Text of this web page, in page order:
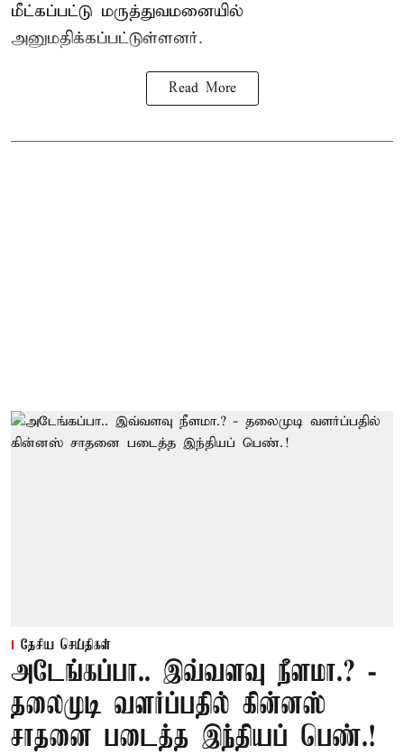
மீட்கப்பட்டு மருத்துவமனையில்
அனுமதிக்கப்பட்டுள்ளனர்.
Read More
தேசிய செய்திகள்
அடேங்கப்பா.. இவ்வளவு நீளமா.? -
தலைமுடி வளர்ப்பதில் கின்னஸ்
சாதனை படைத்த இந்தியப் பெண்.!